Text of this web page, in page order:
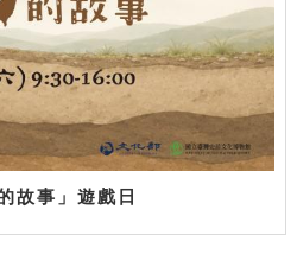
故事」遊戲日